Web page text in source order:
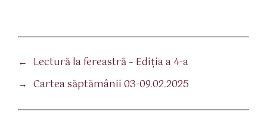
← Lectură la fereastră – Ediţia a 4-a
→ Cartea săptămânii 03-09.02.2025